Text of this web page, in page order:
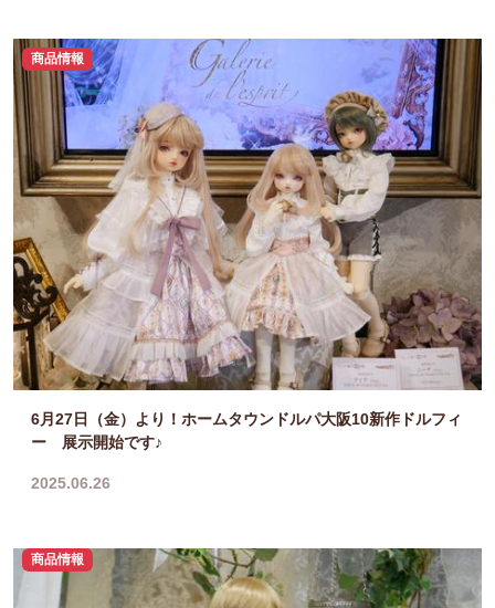
商品情報
6月27日（金）より！ホームタウンドルパ大阪10新作ドルフィ
ー 展示開始です♪
2025.06.26
商品情報